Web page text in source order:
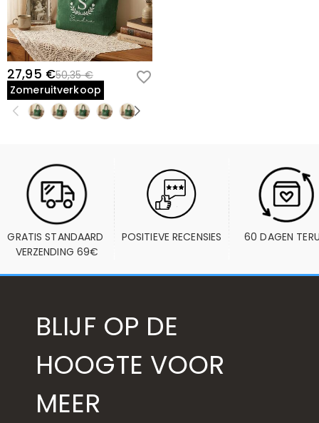
27,95 €50,35 €
Zomeruitverkoop
GRATIS STANDAARD
VERZENDING 69€
POSITIEVE RECENSIES 60 DAGEN
BLIJF OP DE
HOOGTE VOOR
MEER